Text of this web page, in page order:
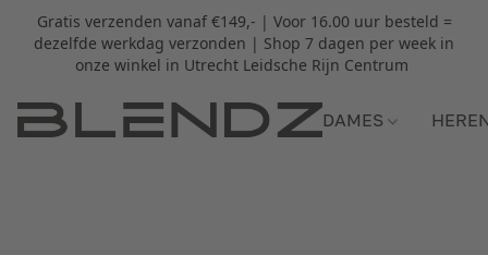
Gratis verzenden vanaf €149,- | Voor 16.00 uur besteld =
dezelfde werkdag verzonden | Shop 7 dagen per week in
onze winkel in Utrecht Leidsche Rijn Centrum
DAMES